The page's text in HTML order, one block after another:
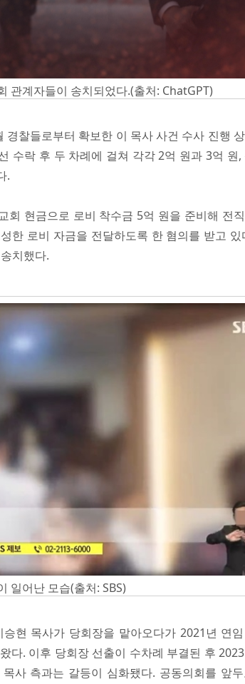
관계자들이 송치되었다.(출처: ChatGPT)
경찰들로부터 확보한 이 목사 사건 수사 진행
수락 후 두 차례에 걸쳐 각각 2억 원과 3억 원,
.
회 현금으로 로비 착수금 5억 원을 준비해 전
한 로비 자금을 전달하도록 한 혐의를 받고 있
치했다.
일어난 모습(출처: SBS)
현 목사가 당회장을 맡아오다가 2021년 연
다. 이후 당회장 선출이 수차례 부결된 후
사 측과는 갈등이 심화됐다. 공동의회를 앞